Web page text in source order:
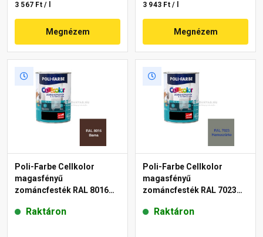
3 567 Ft / l
Megnézem
3 943 Ft / l
Megnézem
Poli-Farbe Cellkolor
magasfényű
zománcfesték RAL 8016
Raktáron
Poli-Farbe Cellkolor
magasfényű
zománcfesték RAL 7023
Raktáron